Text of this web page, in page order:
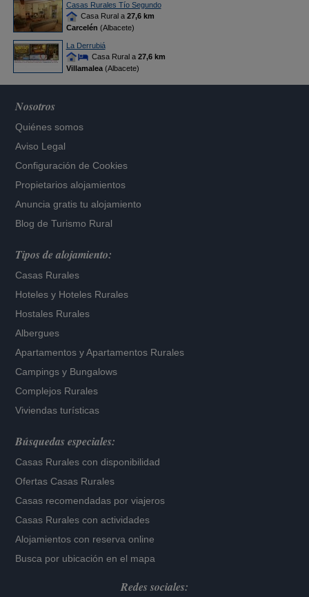
Casas Rurales Tío Segundo
Casa Rural a 27,6 km
Carcelén (Albacete)
La Derrubiá
Casa Rural a 27,6 km
Villamalea(Albacete)
Nosotros
Quiénes somos
Aviso Legal
Configuración de Cookies
Propietarios alojamientos
Anuncia gratis tu alojamiento
Blog de Turismo Rural
Tipos de alojamiento:
Casas Rurales
Hoteles y Hoteles Rurales
Hostales Rurales
Albergues
Apartamentos yApartamentos Rurales
Campings y Bungalows
Complejos Rurales
Viviendas turísticas
Búsquedas especiales:
Casas Rurales con disponibilidad
Ofertas Casas Rurales
Casas recomendadas por viajeros
Casas Rurales con actividades
Alojamientos con reserva online
Busca por ubicación en el mapa
Redes sociales: